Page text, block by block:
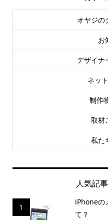
オヤジの
お
デザイナ
ネッ
制作
取材
私た
人気記
1
iPhoneの
て？